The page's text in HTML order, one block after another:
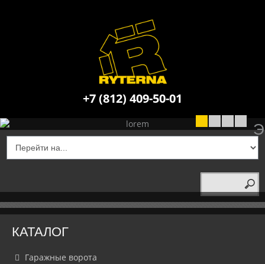
+7 (812) 409-50-01
НОВИНКА!УТЕПЛЕННЫЕ
НОВИНКА!
ПРОМЫШЛЕННЫЕ
КАТАЛОГ
Гаражные ворота